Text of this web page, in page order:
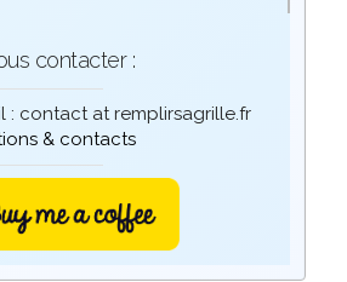
contacter :
: contact at remplirsagrille.fr
& contacts